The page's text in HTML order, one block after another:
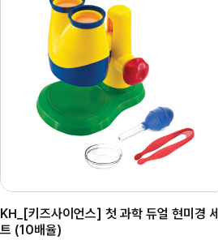
KH_[키즈사이언스] 첫 과학 듀얼 현미경 세
트 (10배율)